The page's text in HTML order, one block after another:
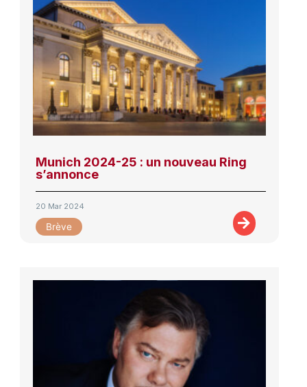
Munich 2024-25 : un nouveau Ring
s’annonce
20 Mar 2024
Brève